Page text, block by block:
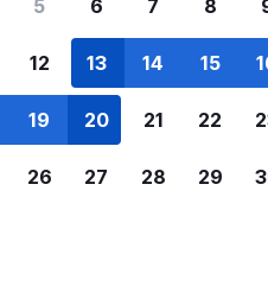
Preisalarm
Lass dich benachrichtigen,
um kein tolles Angebot zu
5 6 7 8
12 13 14 15
19 20 21 22
26 27 28 29